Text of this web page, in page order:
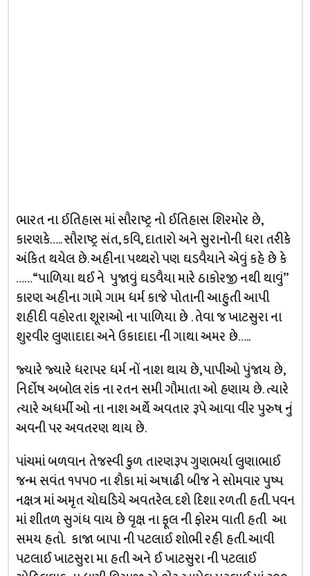
ભારત ના ઈતિહાસ માં સૌરાષ્ટ્ર નો ઈતિહાસ શિરમોર છે,
કારણકે….. સૌરાષ્ટ્ર સંત, કવિ, દાતારો અને સુરાનોની ધરા તરીકે
અંકિત થયેલ છે. અહીના પથ્થરો પણ ઘડવૈયાને એવું કહે છે કે
…… “પાળિયા થઈ ને પુજાવું ઘડવૈયા મારે ઠાકોરજી નથી થાવું’’
કારણ અહીના ગામે ગામ ધર્મ કાજે પોતાની આહુતી આપી
શહીદી વહોરતા શૂરાઓ ના પાળિયા છે . તેવા જ ખાટસુરા ના
શુરવીર લુણાદાદા અને ઉકાદાદા ની ગાથા અમર છે…..
જ્યારે જ્યારે ધરાપર ધર્મ નોં નાશ થાય છે, પાપીઓ પુંજાય છે,
નિર્દોષ અબોલ રાંક ના રતન સમી ગૌમાતા ઓ હણાય છે. ત્યારે
ત્યારે અધર્મી ઓ ના નાશ અર્થે અવતાર રૂપે આવા વીર પુરુષ નું
અવની પર અવતરણ થાય છે.
પાંચમાં બળવાન તેજસ્વી કુળ તારણરૂપ ગુણભર્યા લુણાભાઈ
જન્મ સવંત ૧૫૫૦ ના શૈકા માં અષાઢી બીજ ને સોમવાર પુષ્પ
નક્ષત્ર માં અમૃત ચોઘડિયે અવતરેલ. દશે દિશા રળતી હતી. પવન
માં શીતળ સુગંધ વાય છે વૃક્ષ ના ફૂલ ની ફોરમ વાતી હતી આ
સમય હતો. કાજા બાપા ની પટલાઈ શોભી રહી હતી. આવી
પટલાઈ ખાટસુરા મા હતી અને ઈ ખાટસુરા ની પટલાઈ